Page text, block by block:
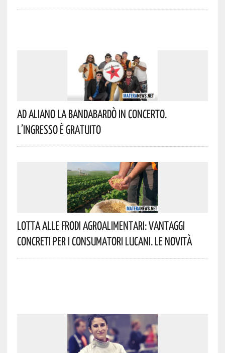
Ad Aliano La Bandabardò In Concerto.
L’ingresso È Gratuito
Lotta Alle Frodi Agroalimentari: Vantaggi
Concreti Per I Consumatori Lucani. Le Novità